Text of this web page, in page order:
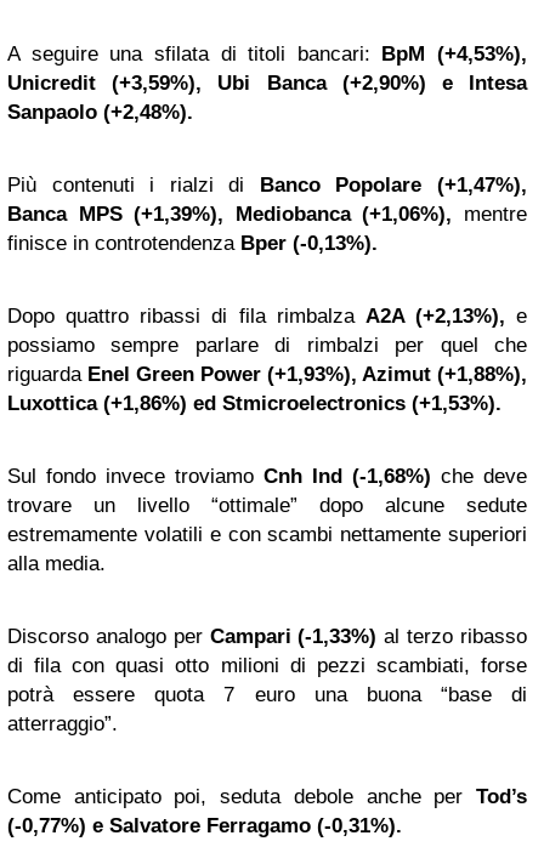
A seguire una sfilata di titoli bancari: BpM (+4,53%),
Unicredit (+3,59%), Ubi Banca (+2,90%) e Intesa
Sanpaolo (+2,48%).
Più contenuti i rialzi di Banco Popolare (+1,47%),
Banca MPS (+1,39%), Mediobanca (+1,06%), mentre
finisce in controtendenza Bper (-0,13%).
Dopo quattro ribassi di fila rimbalza A2A (+2,13%), e
possiamo sempre parlare di rimbalzi per quel che
riguarda Enel Green Power (+1,93%), Azimut (+1,88%),
Luxottica (+1,86%) ed Stmicroelectronics (+1,53%).
Sul fondo invece troviamo Cnh Ind (-1,68%) che deve
trovare un livello “ottimale” dopo alcune sedute
estremamente volatili e con scambi nettamente superiori
alla media.
Discorso analogo per Campari (-1,33%)al terzo ribasso
di fila con quasi otto milioni di pezzi scambiati, forse
potrà essere quota 7 euro una buona “base di
atterraggio”.
Come anticipato poi, seduta debole anche per Tod’s
(-0,77%) e Salvatore Ferragamo (-0,31%).